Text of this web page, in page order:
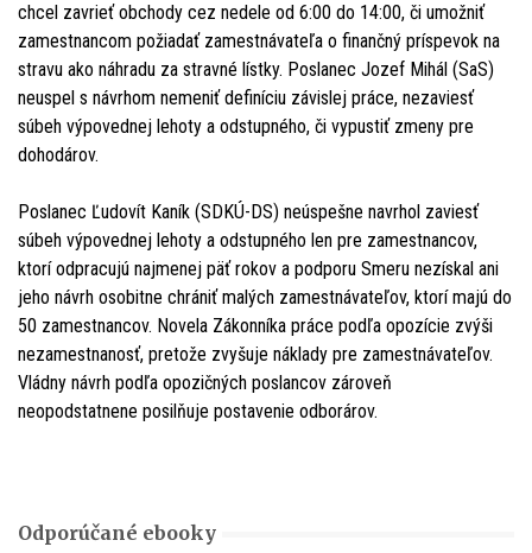
chcel zavrieť obchody cez nedele od 6:00 do 14:00, či umožniť
zamestnancom požiadať zamestnávateľa o finančný príspevok na
stravu ako náhradu za stravné lístky. Poslanec Jozef Mihál (SaS)
neuspel s návrhom nemeniť definíciu závislej práce, nezaviesť
súbeh výpovednej lehoty a odstupného, či vypustiť zmeny pre
dohodárov.
Poslanec Ľudovít Kaník (SDKÚ-DS) neúspešne navrhol zaviesť
súbeh výpovednej lehoty a odstupného len pre zamestnancov,
ktorí odpracujú najmenej päť rokov a podporu Smeru nezískal ani
jeho návrh osobitne chrániť malých zamestnávateľov, ktorí majú do
50 zamestnancov. Novela Zákonníka práce podľa opozície zvýši
nezamestnanosť, pretože zvyšuje náklady pre zamestnávateľov.
Vládny návrh podľa opozičných poslancov zároveň
neopodstatnene posilňuje postavenie odborárov.
Odporúčané ebooky